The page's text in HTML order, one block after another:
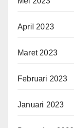
April 2023
Maret 2023
Februari 2023
Januari 2023